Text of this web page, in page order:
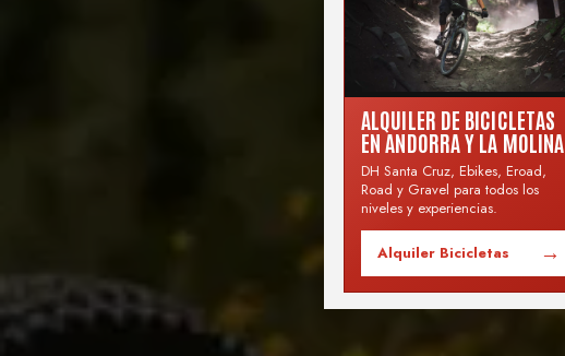
ALQUILER DE BICICLETAS
EN ANDORRA Y LA MOLINA
DH Santa Cruz, Ebikes, Eroad,
Road y Gravel para todos los
niveles y experiencias.
Alquiler Bicicletas →